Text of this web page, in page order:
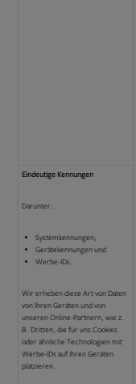
Eindeutige Kennungen
Darunter:
Systemkennungen;
Gerätekennungen und
Werbe-IDs.
Wir erheben diese Art von Daten
von Ihren Geräten und von
unseren Online-Partnern, wie z.
B. Dritten, die für uns Cookies
oder ähnliche Technologien mit
Werbe-IDs auf Ihren Geräten
platzieren.